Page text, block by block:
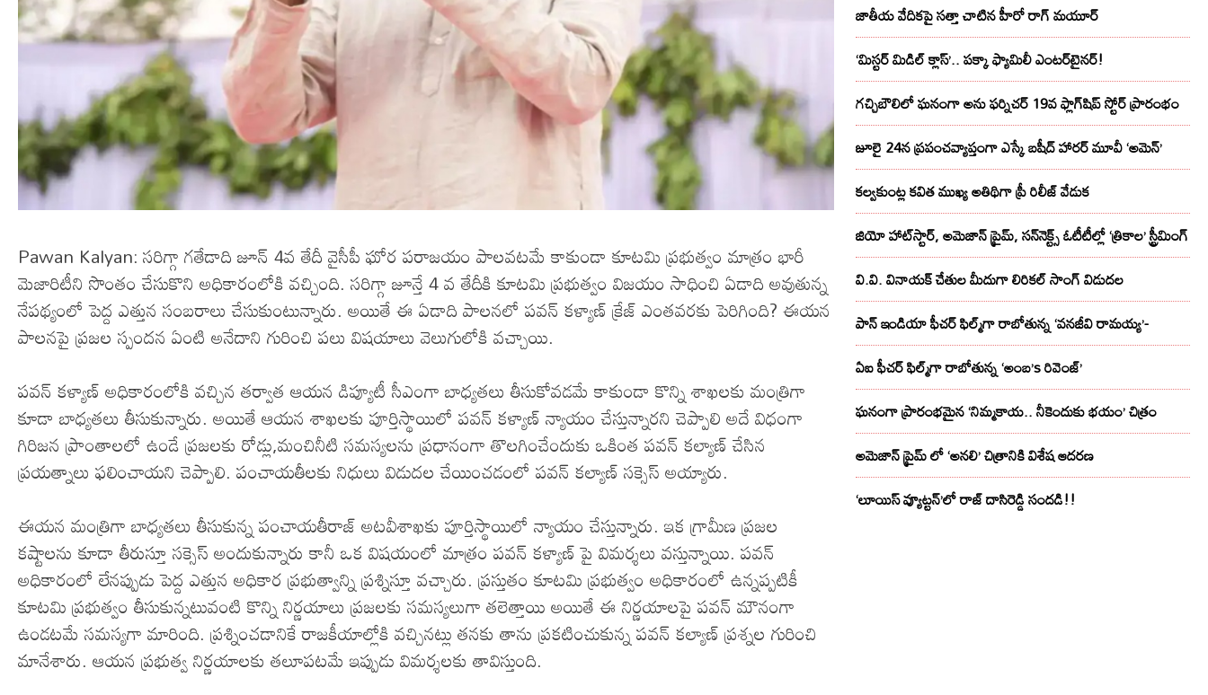
Pawan Kalyan: సరిగ్గా గతేడాది జూన్ 4వ తేదీ వైసీపీ ఘోర పరాజయం పాలవటమే కాకుండా కూటమి ప్రభుత్వం మాత్రం భారీ
మెజారిటీని సొంతం చేసుకొని అధికారంలోకి వచ్చింది. సరిగ్గా జూన్తే 4 వ తేదీకి కూటమి ప్రభుత్వం విజయం సాధించి ఏడాది అవుతున్న
నేపథ్యంలో పెద్ద ఎత్తున సంబరాలు చేసుకుంటున్నారు. అయితే ఈ ఏడాది పాలనలో పవన్ కళ్యాణ్ క్రేజ్ ఎంతవరకు పెరిగింది? ఈయన
పాలనపై ప్రజల స్పందన ఏంటి అనేదాని గురించి పలు విషయాలు వెలుగులోకి వచ్చాయి.
పవన్ కళ్యాణ్ అధికారంలోకి వచ్చిన తర్వాత ఆయన డిప్యూటీ సీఎంగా బాధ్యతలు తీసుకోవడమే కాకుండా కొన్ని శాఖలకు మంత్రిగా
కూడా బాధ్యతలు తీసుకున్నారు. అయితే ఆయన శాఖలకు పూర్తిస్థాయిలో పవన్ కళ్యాణ్ న్యాయం చేస్తున్నారని చెప్పాలి అదే విధంగా
గిరిజన ప్రాంతాలలో ఉండే ప్రజలకు రోడ్లు,మంచినీటి సమస్యలను ప్రధానంగా తొలగించేందుకు ఒకింత పవన్ కల్యాణ్ చేసిన
ప్రయత్నాలు ఫలించాయని చెప్పాలి. పంచాయతీలకు నిధులు విడుదల చేయించడంలో పవన్ కల్యాణ్ సక్సెస్ అయ్యారు.
ఈయన మంత్రిగా బాధ్యతలు తీసుకున్న పంచాయతీరాజ్ అటవీశాఖకు పూర్తిస్థాయిలో న్యాయం చేస్తున్నారు. ఇక గ్రామీణ ప్రజల
కష్టాలను కూడా తీరుస్తూ సక్సెస్ అందుకున్నారు కానీ ఒక విషయంలో మాత్రం పవన్ కళ్యాణ్ పై విమర్శలు వస్తున్నాయి. పవన్
అధికారంలో లేనప్పుడు పెద్ద ఎత్తున అధికార ప్రభుత్వాన్ని ప్రశ్నిస్తూ వచ్చారు. ప్రస్తుతం కూటమి ప్రభుత్వం అధికారంలో ఉన్నప్పటికీ
కూటమి ప్రభుత్వం తీసుకున్నటువంటి కొన్ని నిర్ణయాలు ప్రజలకు సమస్యలుగా తలెత్తాయి అయితే ఈ నిర్ణయాలపై పవన్ మౌనంగా
ఉండటమే సమస్యగా మారింది. ప్రశ్నించడానికే రాజకీయాల్లోకి వచ్చినట్లు తనకు తాను ప్రకటించుకున్న పవన్ కల్యాణ్ ప్రశ్నల గురించి
మానేశారు. ఆయన ప్రభుత్వ నిర్ణయాలకు తలూపటమే ఇప్పుడు విమర్శలకు తావిస్తుంది.
జాతీయ వేదికపై సత్తా చాటిన హీరో రాగ్ మయూర్‌
‘మిస్టర్ మిడిల్ క్లాస్’.. పక్కా ఫ్యామిలీ ఎంటర్‌టైనర్!
గచ్చిబౌలిలో ఘనంగా అను ఫర్నిచర్ 19వ ఫ్లాగ్‌షిప్ స్టోర్ ప్రారంభం
జూలై 24న ప్రపంచవ్యాప్తంగా ఎస్కే బషీద్‌ హారర్ మూవీ ‘అమెన్’
కల్వకుంట్ల కవిత ముఖ్య అతిథిగా ప్రీ రిలీజ్ వేడుక
జియో హాట్‌స్టార్, అమెజాన్ ప్రైమ్, సన్‌నెక్ట్స్ ఓటీటీల్లో ‘త్రికాల’ స్ట్రీమింగ్
వి.వి. వినాయక్ చేతుల మీదుగా లిరికల్ సాంగ్ విడుదల
పాన్ ఇండియా ఫీచర్ ఫిల్మ్‌గా రాబోతున్న ‘వనజీవి రామయ్య’-
ఏఐ ఫీచర్ ఫిల్మ్‌గా రాబోతున్న ‘అంబ’s రివెంజ్’
ఘనంగా ప్రారంభమైన ‘నిమ్మకాయ.. నీకెందుకు భయం’ చిత్రం
అమెజాన్ ప్రైమ్ లో ‘అనలి’ చిత్రానికి విశేష ఆదరణ
‘లూయిస్ వ్యూట్టన్’లో రాజ్ దాసిరెడ్డి సందడి!!